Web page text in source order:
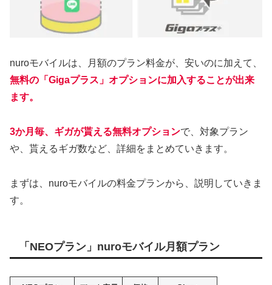
nuroモバイルは、月額のプラン料金が、安いのに加えて、
無料の 「Gigaプラス」オプションに加入することが出来
ます。
3か月毎、ギガが貰える無料オプションで、対象プラン
や、貰えるギガ数など、詳細をまとめていきます。
まずは、nuroモバイルの料金プランから、説明していきま
す。
「NEOプラン」nuroモバイル月額プラン